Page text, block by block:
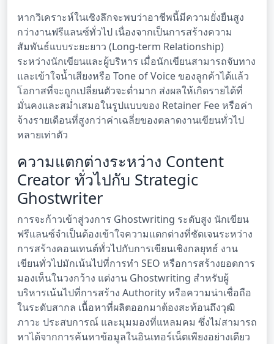
หากวิเคราะห์ในเชิงลึกจะพบว่าอาชีพนี้มีความยั่งยืนสูง
กว่างานฟรีแลนซ์ทั่วไป เนื่องจากเป็นการสร้างความ
สัมพันธ์แบบระยะยาว (Long-term Relationship)
ระหว่างนักเขียนและผู้บริหาร เมื่อนักเขียนสามารถจับทาง
และเข้าใจน้ำเสียงหรือ Tone of Voice ของลูกค้าได้แล้ว
โอกาสที่จะถูกเปลี่ยนตัวจะต่ำมาก ส่งผลให้เกิดรายได้ที่
มั่นคงและสม่ำเสมอในรูปแบบของ Retainer Fee หรือค่า
จ้างรายเดือนที่สูงกว่าค่าเฉลี่ยของตลาดงานเขียนทั่วไป
หลายเท่าตัว
ความแตกต่างระหว่าง Content
Creator ทั่วไปกับ Strategic
Ghostwriter
การจะก้าวเข้าสู่วงการ Ghostwriting ระดับสูง นักเขียน
ฟรีแลนซ์จำเป็นต้องเข้าใจความแตกต่างที่ชัดเจนระหว่าง
การสร้างคอนเทนต์ทั่วไปกับการเขียนเชิงกลยุทธ์ งาน
เขียนทั่วไปมักเน้นไปที่การทำ SEO หรือการสร้างยอดการ
มองเห็นในวงกว้าง แต่งาน Ghostwriting สำหรับผู้
บริหารเน้นไปที่การสร้าง Authority หรือความน่าเชื่อถือ
ในระดับสากล เนื้อหาที่ผลิตออกมาต้องสะท้อนถึงวุฒิ
ภาวะ ประสบการณ์ และมุมมองที่แหลมคม ซึ่งไม่สามารถ
หาได้จากการค้นหาข้อมูลในอินเทอร์เน็ตเพียงอย่างเดียว